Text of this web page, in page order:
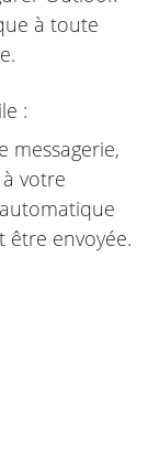
à toute
:
messagerie,
votre
être envoyée.